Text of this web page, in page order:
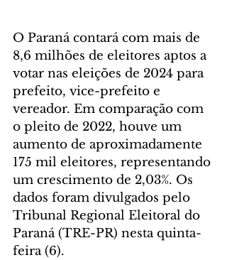
O Paraná contará com mais de
8,6 milhões de eleitores aptos a
votar nas eleições de 2024 para
prefeito, vice-prefeito e
vereador. Em comparação com
o pleito de 2022, houve um
aumento de aproximadamente
175 mil eleitores, representando
um crescimento de 2,03%. Os
dados foram divulgados pelo
Tribunal Regional Eleitoral do
Paraná (TRE-PR) nesta quinta-
feira (6).